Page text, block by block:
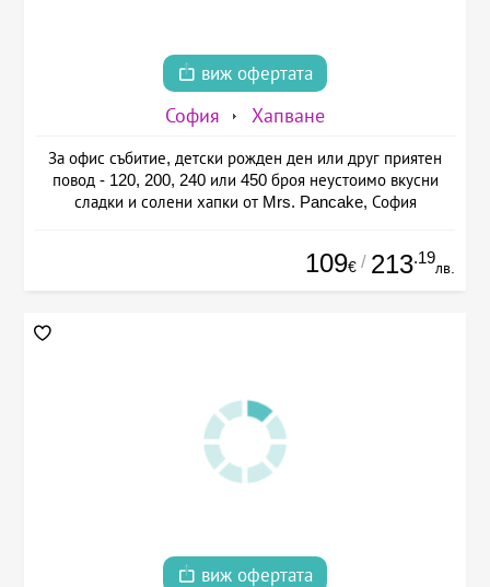
виж офертата
София Хапване
За офис събитие, детски рожден ден или друг приятен
повод - 120, 200, 240 или 450 броя неустоимо вкусни
сладки и солени хапки от Mrs. Pancake, София
109€ / 213.19
лв.
виж офертата